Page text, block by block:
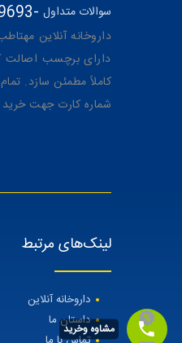
سوالات متداول -
داروخانه آنلاین مهتاطب
دارای برچسب اصالت
کاملاً مطمئن سازد.
شماره کارت جهت خرید محصولات :
لینک‌های مرتبط
داروخانه آنلاین
داستان ما
مشاوه وخرید